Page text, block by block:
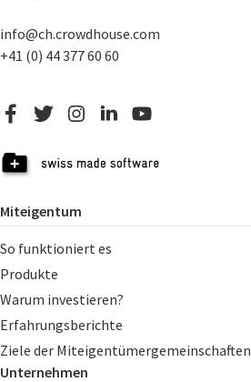
info@ch.crowdhouse.com
+41 (0) 44 377 60 60
Miteigentum
So funktioniert es
Produkte
Warum investieren?
Erfahrungsberichte
Ziele der Miteigentümergemeinschaften
Unternehmen